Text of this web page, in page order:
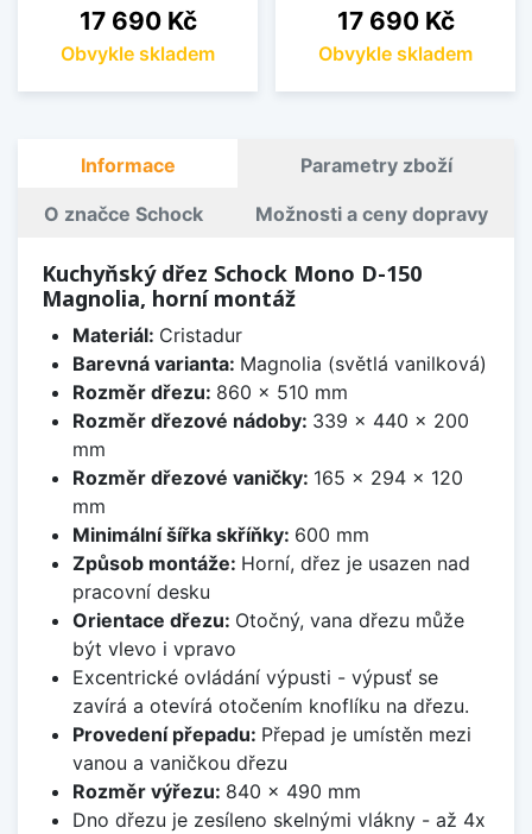
Cena
17 690 Kč
Obvykle skladem
Cena
17 690 Kč
Obvykle skladem
Informace Parametry zboží
O značce Schock Možnosti a ceny dopravy
Kuchyňský dřez Schock Mono D-150
Magnolia, horní montáž
Materiál: Cristadur
Barevná varianta: Magnolia (světlá vanilková)
Rozměr dřezu: 860 x 510 mm
Rozměr dřezové nádoby: 339 x 440 x 200
mm
Rozměr dřezové vaničky: 165 x 294 x 120
mm
Minimální šířka skříňky: 600 mm
Způsob montáže: Horní, dřez je usazen nad
pracovní desku
Orientace dřezu: Otočný, vana dřezu může
být vlevo i vpravo
Excentrické ovládání výpusti - výpusť se
zavírá a otevírá otočením knoflíku na dřezu.
Provedení přepadu: Přepad je umístěn mezi
vanou a vaničkou dřezu
Rozměr výřezu: 840 x 490 mm
Dno dřezu je zesíleno skelnými vlákny - až 4x